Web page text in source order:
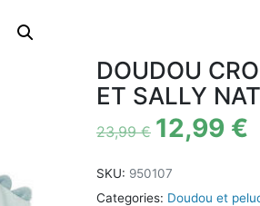
DOUDOU
ET SALLY
23,99€ 12,99 €
SKU: 950107
Categories: Doudou et